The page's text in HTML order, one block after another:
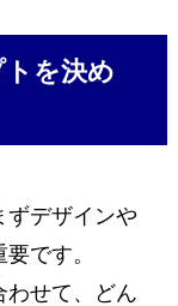
を決め
ずデザインや
です。
わせて、どん